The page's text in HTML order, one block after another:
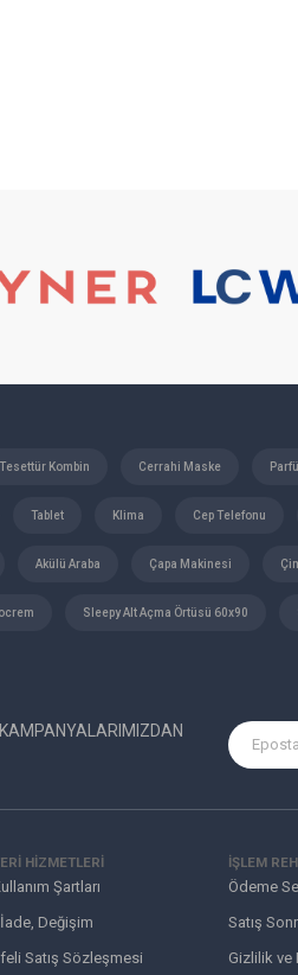
Tesettür Kombin Cerrahi Maske
Tablet Klima Cep Telefonu
Akülü Araba Çapa Makinesi
Sleepy Alt Açma Örtüsü 60x90
HIZMETLERI
Şartları
Değişim
Satış Sözleşmesi
İŞLEM
Ödeme
Satış
Gizlilik ve